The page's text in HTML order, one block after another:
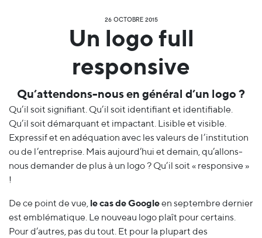
26 OCTOBRE 2015
Un logo full
responsive
Qu’attendons-nous en général d’un logo ?
Qu’il soit signifiant. Qu’il soit identifiant et identifiable.
Qu’il soit démarquant et impactant. Lisible et visible.
Expressif et en adéquation avec les valeurs de l’institution
ou de l’entreprise. Mais aujourd’hui et demain, qu’allons-
nous demander de plus à un logo ? Qu’il soit « responsive »
!
De ce point de vue, le cas de Googleen septembre dernier
est emblématique. Le nouveau logo plaît pour certains.
Pour d’autres, pas du tout. Et pour la plupart des